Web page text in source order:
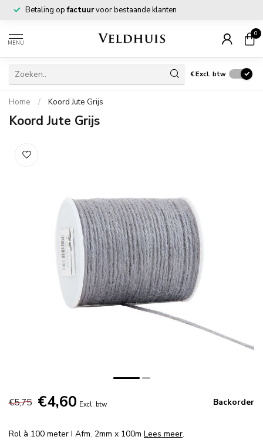
Betaling opfactuurvoor bestaande klanten
MENU
0
€Excl. btw
Home / Koord Jute Grijs
Koord Jute Grijs
€5,75 €4,60 Excl. btw Backorder
Rol à 100 meter I Afm. 2mm x 100m Lees meer.